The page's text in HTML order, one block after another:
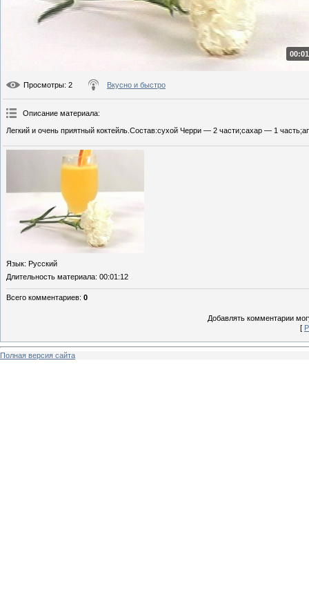
Просмотры: 2 Вкусно и быстро
Описание материала:
Легкий и очень приятный коктейль.Состав:сухой Черри — 2 части;сахар — 1
Язык: Русский
Длительность материала: 00:01:12
Всего комментариев: 0
Добавлять комментарии
[
Полная версия сайта